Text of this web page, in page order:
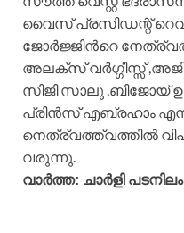
വൈസ് പ്രസിഡന്റ്
ജോർജ്ജിൻറെ
അലക്സ് വർഗ്ഗീസ്സ്
സിജി സാലു ,ബിജോയ്
പ്രിൻസ് എബ്രഹാം
നെത്ര്വത്ത്വത്തിൽ
വരുന്നു.
വാർത്ത: ചാർളി പടനിലം